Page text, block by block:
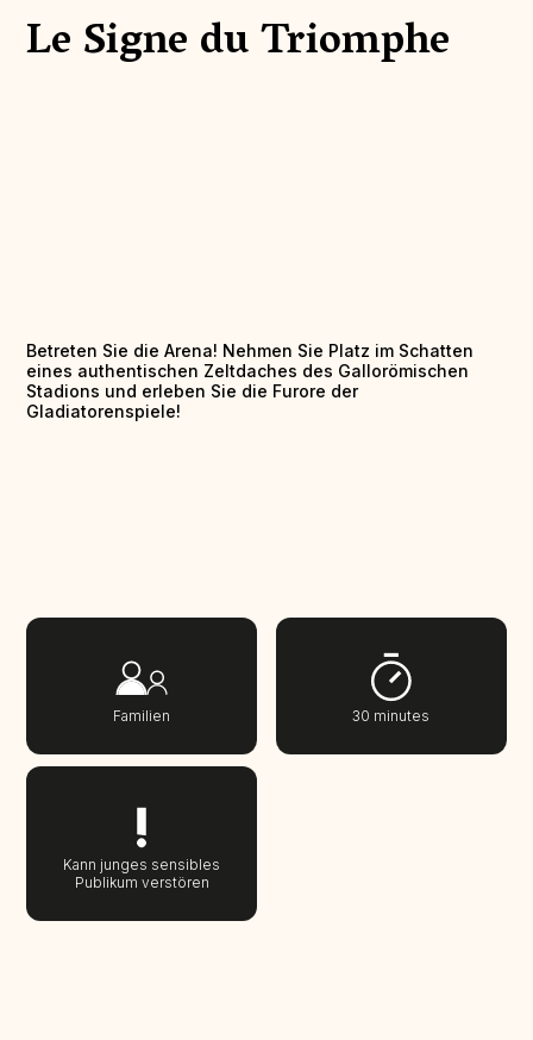
Le Signe du Triomphe
Betreten Sie die Arena! Nehmen Sie Platz im Schatten
eines authentischen Zeltdaches des Gallorömischen
Stadions und erleben Sie die Furore der
Gladiatorenspiele!
Familien 30 minutes
Kann junges sensibles
Publikum verstören